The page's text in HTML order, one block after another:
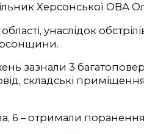
Херсонської ОВА
унаслідок
зазнали 3
складські
6 – отримали